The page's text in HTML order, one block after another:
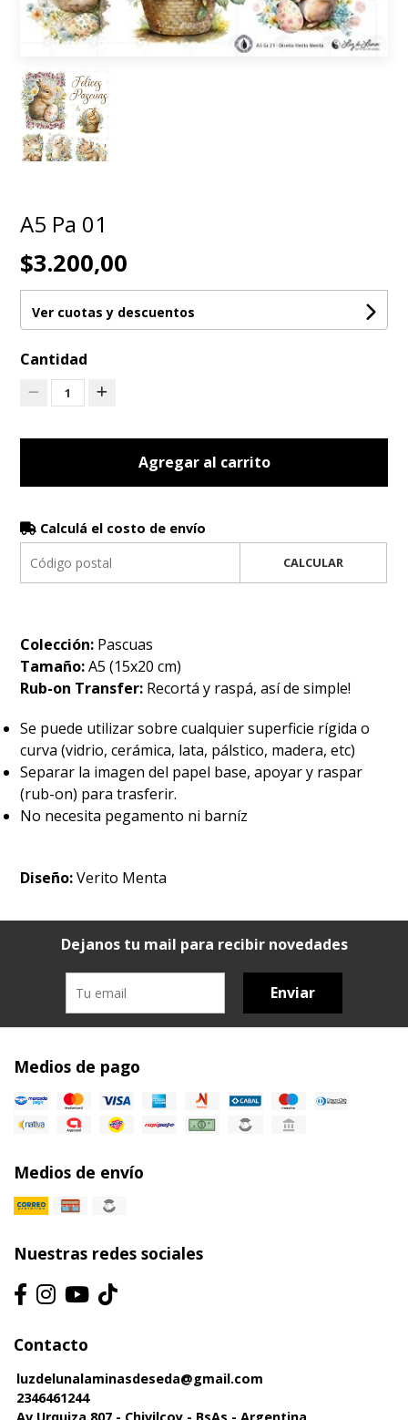
A5 Pa 01
$3.200,00
Ver cuotas y descuentos
Cantidad
1
Agregar al carrito
Calculá el costo de envío
CALCULAR
Colección: Pascuas
Tamaño:A5 (15x20 cm)
Rub-on Transfer: Recortá y raspá, así de simple!
Se puede utilizar sobre cualquier superficie rígida o
curva (vidrio, cerámica, lata, pálstico, madera, etc)
Separar la imagen del papel base, apoyar y raspar
(rub-on) para trasferir.
No necesita pegamento ni barníz
Diseño:Verito Menta
Dejanos tu mail para recibir novedades
Enviar
Medios de pago
Medios de envío
Nuestras redes sociales
Contacto
luzdelunalaminasdeseda@gmail.com
2346461244